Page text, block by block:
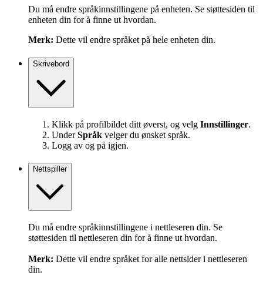
Du må endre språkinnstillingene på enheten. Se støttesiden til
enheten din for å finne ut hvordan.
Merk: Dette vil endre språket på hele enheten din.
Skrivebord
Klikk på profilbildet ditt øverst, og velg Innstillinger.
UnderSpråk velger du ønsket språk.
Logg av og på igjen.
Nettspiller
Du må endre språkinnstillingene i nettleseren din. Se
støttesiden til nettleseren din for å finne ut hvordan.
Merk: Dette vil endre språket for alle nettsider i nettleseren
din.